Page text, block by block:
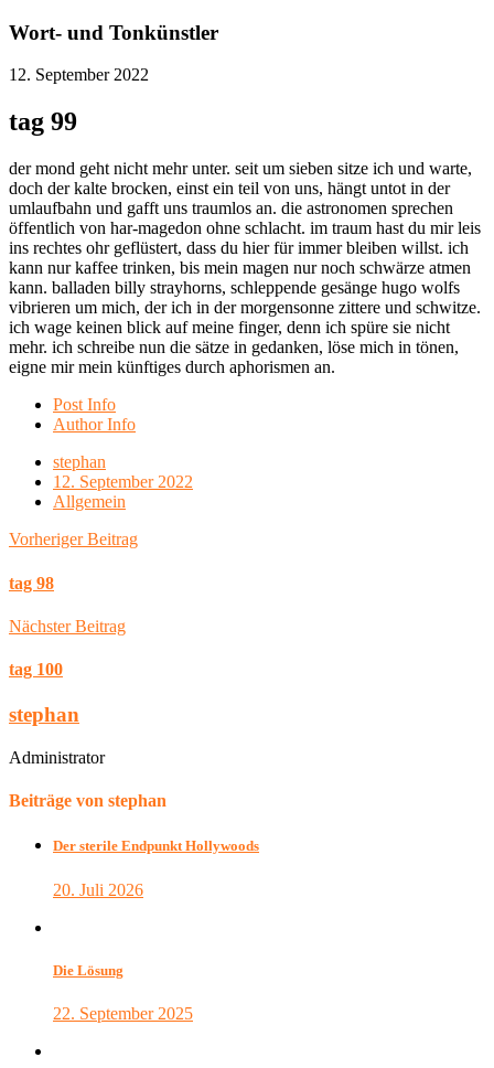
Wort- und Tonkünstler
12. September 2022
tag 99
der mond geht nicht mehr unter. seit um sieben sitze ich und warte,
doch der kalte brocken, einst ein teil von uns, hängt untot in der
umlaufbahn und gafft uns traumlos an. die astronomen sprechen
öffentlich von har-magedon ohne schlacht. im traum hast du mir leis
ins rechtes ohr geflüstert, dass du hier für immer bleiben willst. ich
kann nur kaffee trinken, bis mein magen nur noch schwärze atmen
kann. balladen billy strayhorns, schleppende gesänge hugo wolfs
vibrieren um mich, der ich in der morgensonne zittere und schwitze.
ich wage keinen blick auf meine finger, denn ich spüre sie nicht
mehr. ich schreibe nun die sätze in gedanken, löse mich in tönen,
eigne mir mein künftiges durch aphorismen an.
Post Info
Author Info
stephan
12. September 2022
Allgemein
Vorheriger Beitrag
tag 98
Nächster Beitrag
tag 100
stephan
Administrator
Beiträge von stephan
Der sterile Endpunkt Hollywoods
20. Juli 2026
Die Lösung
22. September 2025